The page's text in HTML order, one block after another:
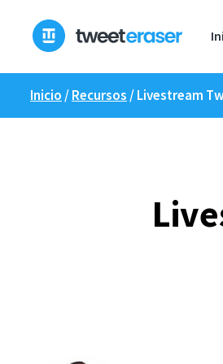
contenido
Inicio /Recursos /Livestream